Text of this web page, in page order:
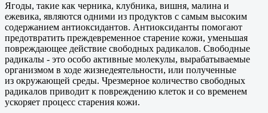
Ягоды, такие как черника, клубника, вишня, малина и
ежевика, являются одними из продуктов с самым высоким
содержанием антиоксидантов. Антиоксиданты помогают
предотвратить преждевременное старение кожи, уменьшая
повреждающее действие свободных радикалов. Свободные
радикалы - это особо активные молекулы, вырабатываемые
организмом в ходе жизнедеятельности, или полученные
из окружающей среды. Чрезмерное количество свободных
радикалов приводит к повреждению клеток и со временем
ускоряет процесс старения кожи.